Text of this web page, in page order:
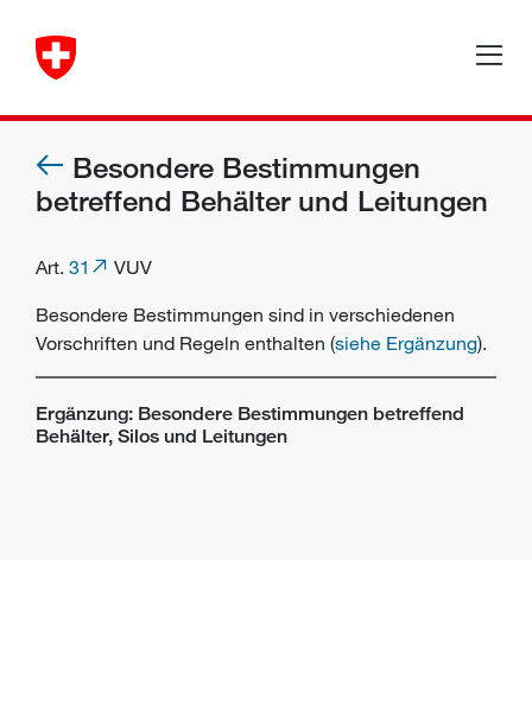
Besondere Bestimmungen
betreffend Behälter und Leitungen
Art. 31
VUV
Besondere Bestimmungen sind in verschiedenen
Vorschriften und Regeln enthalten (siehe Ergänzung).
Ergänzung: Besondere Bestimmungen betreffend
Behälter, Silos und Leitungen